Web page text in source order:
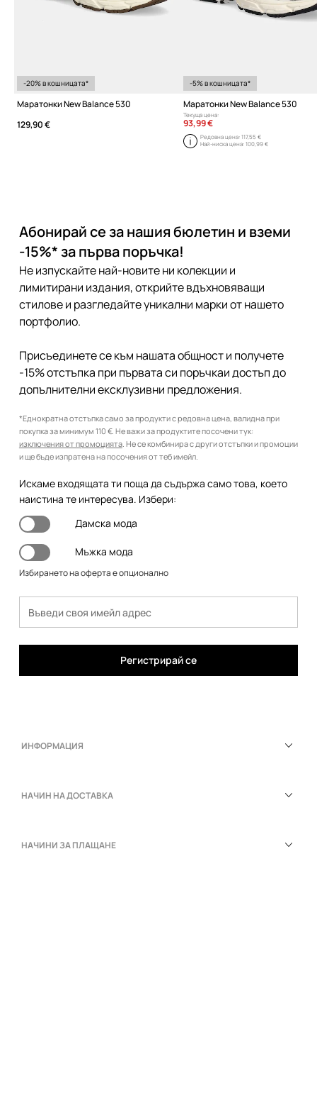
-20% в кошницата*
Маратонки New Balance 530
129,90 €
-5% в кошницата*
Маратонки New Balance 530
Текуща цена:
93,99 €
Редовна цена: 117,55 €
Най-ниска цена: 100,99 €
Абонирай се за нашия бюлетин и вземи
-15%* за първа поръчка!
Не изпускайте най-новите ни колекции и
лимитирани издания, открийте вдъхновяващи
стилове и разгледайте уникални марки от нашето
портфолио.
Присъединете се към нашата общност и получете
-15% отстъпка при първата си поръчкаи достъп до
допълнителни ексклузивни предложения.
*Еднократна отстъпка само за продукти с редовна цена, валидна при
покупка за минимум 110 €. Не важи за продуктите посочени тук:
изключения от промоцията. Не се комбинира с други отстъпки и промоции
и ще бъде изпратена на посочения от теб имейл.
Искаме входящата ти поща да съдържа само това, което
наистина те интересува. Избери:
Дамска мода
Мъжка мода
Избирането на оферта е опционално
Регистрирай се
ИНФОРМАЦИЯ
НАЧИН НА ДОСТАВКА
НАЧИНИ ЗА ПЛАЩАНЕ